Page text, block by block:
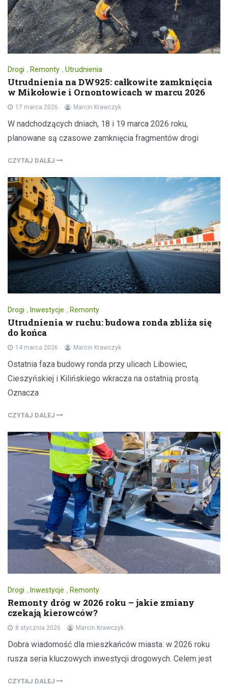
Drogi , Remonty , Utrudnienia
Utrudnienia na DW925: całkowite zamknięcia
w Mikołowie i Ornontowicach w marcu 2026
17 marca 2026 Marcin Krawczyk
W nadchodzących dniach, 18 i 19 marca 2026 roku,
planowane są czasowe zamknięcia fragmentów drogi
CZYTAJ DALEJ
Drogi , Inwestycje , Remonty
Utrudnienia w ruchu: budowa ronda zbliża się
do końca
14 marca 2026 Marcin Krawczyk
Ostatnia faza budowy ronda przy ulicach Libowiec,
Cieszyńskiej i Kilińskiego wkracza na ostatnią prostą.
Oznacza
CZYTAJ DALEJ
Drogi , Inwestycje , Remonty
Remonty dróg w 2026 roku – jakie zmiany
czekają kierowców?
8 stycznia 2026 Marcin Krawczyk
Dobra wiadomość dla mieszkańców miasta: w 2026 roku
rusza seria kluczowych inwestycji drogowych. Celem jest
CZYTAJ DALEJ